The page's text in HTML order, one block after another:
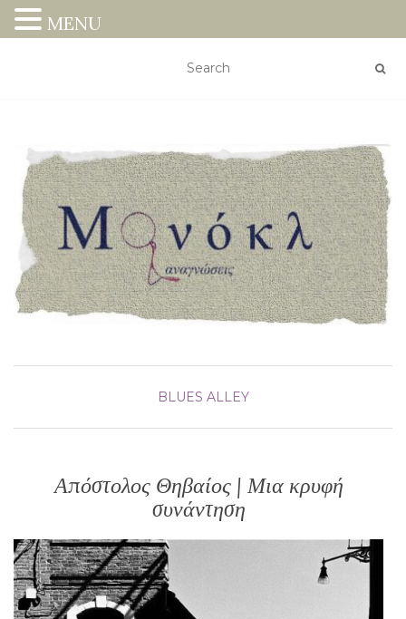
BLUES ALLEY
Απόστολος Θηβαίος | Μια κρυφή
συνάντηση
MENU